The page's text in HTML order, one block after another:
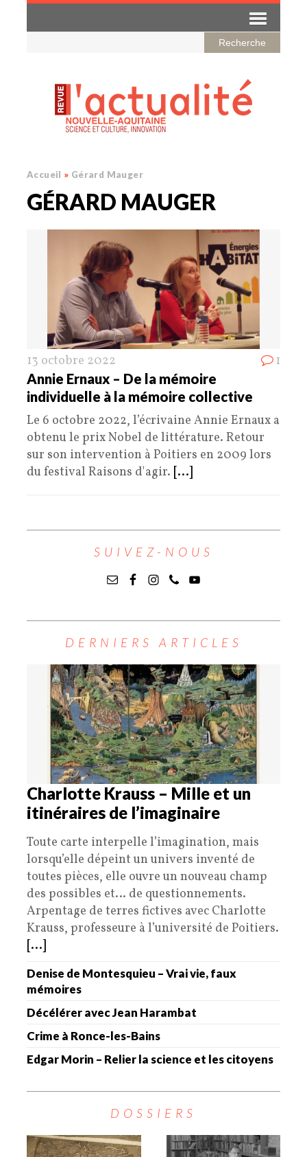
Accueil » Gérard Mauger
GÉRARD MAUGER
13 octobre 2022 1
Annie Ernaux – De la mémoire
individuelle à la mémoire collective
Le 6 octobre 2022, l’écrivaine Annie Ernaux a
obtenu le prix Nobel de littérature. Retour
sur son intervention à Poitiers en 2009 lors
du festival Raisons d'agir. [...]
SUIVEZ-NOUS
DERNIERS ARTICLES
Charlotte Krauss – Mille et un
itinéraires de l’imaginaire
Toute carte interpelle l’imagination, mais
lorsqu’elle dépeint un univers inventé de
toutes pièces, elle ouvre un nouveau champ
des possibles et… de questionnements.
Arpentage de terres fictives avec Charlotte
Krauss, professeure à l’université de Poitiers.
[...]
Denise de Montesquieu – Vrai vie, faux
mémoires
Décélérer avec Jean Harambat
Crime à Ronce-les-Bains
Edgar Morin – Relier la science et les citoyens
DOSSIERS